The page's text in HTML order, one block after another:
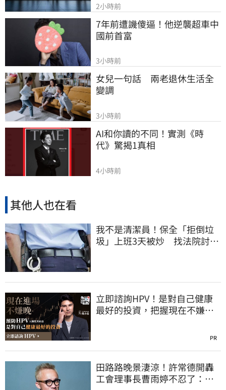
2小時前
7年前遭譏傻逼！他逆襲超車中
國前首富
3小時前
女兒一句話　兩老退休生活全
變調
3小時前
AI和你讀的不同！實測《時
代》驚揭1真相
4小時前
其他人也在看
我不是清潔員！保全「拒倒垃
圾」上班3天被炒 找法院討公
立即諮詢HPV！是對自己健康
最好的投資，把握現在不嫌
PR
田路路晚景淒涼！許常德開轟
工會理事長曹雨婷不忍了：別